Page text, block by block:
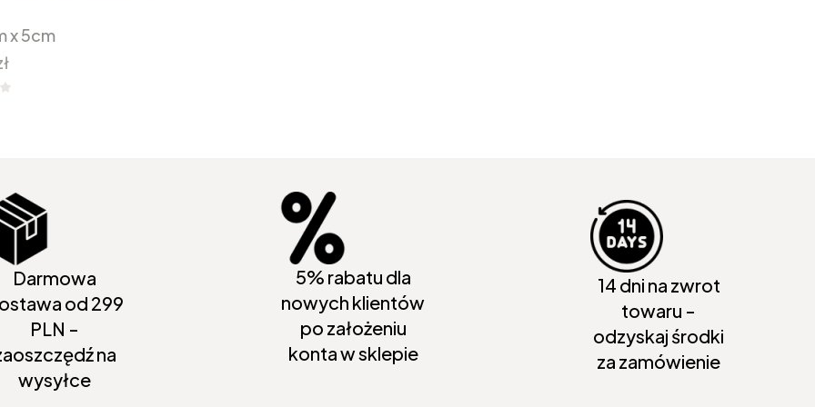
x 5cm
Darmowa
od 299
PLN -
na
wysyłce
5% rabatu dla
nowych klientów
po założeniu
konta w sklepie
14 dni na zwrot
towaru -
odzyskaj środki
za zamówienie